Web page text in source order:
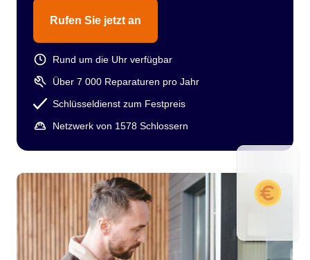
Rufen Sie jetzt an
Rund um die Uhr verfügbar
Über 7 000 Reparaturen pro Jahr
Schlüsseldienst zum Festpreis
Netzwerk von 1578 Schlossern